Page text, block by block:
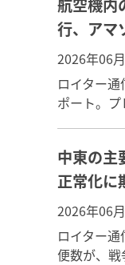
航空機内
行、アマ
2026年06
ロイター
ポート。
中東の主
正常化に
2026年06
ロイター
便数が、戦